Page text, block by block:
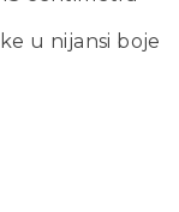
u nijansi boje